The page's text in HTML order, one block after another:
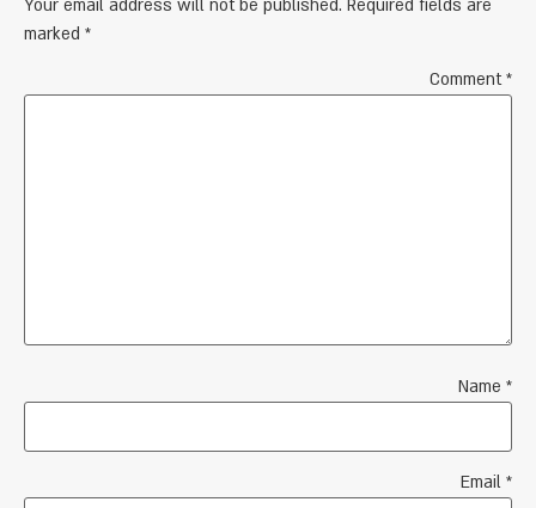
Your email address will not be published. Required fields are
marked *
Comment*
Name *
Email *